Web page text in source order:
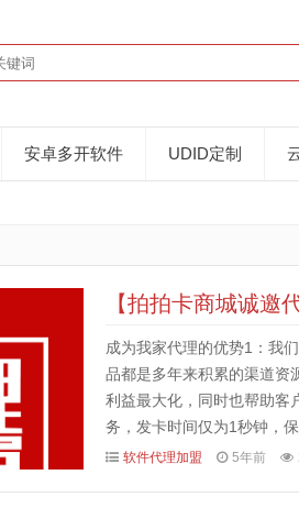
安卓多开软件 UDID定制
【拍拍卡商城诚邀
成为我家代理的优势1：我
品都是多年来积累的渠道资
利益最大化，同时也帮助客
务，发卡时间仅为1秒钟，
后服务，无条件封停换新，
软件代理加盟 5年前